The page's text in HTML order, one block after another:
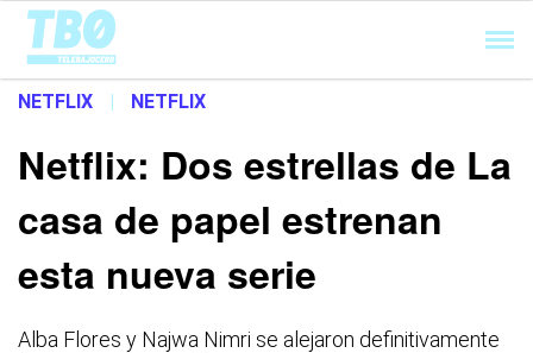
Cargando...
NETFLIX | NETFLIX
Netflix: Dos estrellas de La
casa de papel estrenan
esta nueva serie
Alba Flores y Najwa Nimri se alejaron definitivamente